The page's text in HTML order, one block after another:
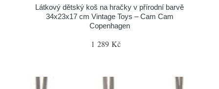
Látkový dětský koš na hračky v přírodní barvě
34x23x17 cm Vintage Toys – Cam Cam
Copenhagen
1 289 Kč